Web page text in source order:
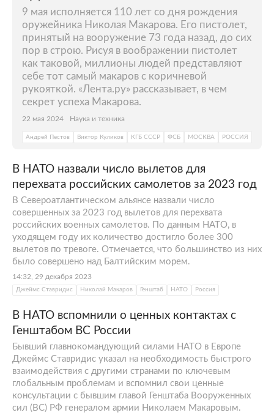
9 мая исполняется 110 лет со дня рождения
оружейника Николая Макарова. Его пистолет,
принятый на вооружение 73 года назад, до сих
пор в строю. Рисуя в воображении пистолет
как таковой, миллионы людей представляют
себе тот самый макаров с коричневой
рукояткой. «Лента.ру» рассказывает, в чем
секрет успеха Макарова.
22 мая 2024 Наука и техника
Андрей Пестов Виктор Куликов КГБ СССР ФСБ МОСКВА РОССИЯ
В НАТО назвали число вылетов для
перехвата российских самолетов за 2023 год
В Североатлантическом альянсе назвали число
совершенных за 2023 год вылетов для перехвата
российских военных самолетов. По данным НАТО, в
уходящем году их количество достигло более 300
вылетов по тревоге. Отмечается, что большинство из них
было совершено над Балтийским морем.
14:32, 29 декабря 2023
Джеймс Ставридис Николай Макаров Генштаб НАТО Россия
В НАТО вспомнили о ценных контактах с
Генштабом ВС России
Бывший главнокомандующий силами НАТО в Европе
Джеймс Ставридис указал на необходимость быстрого
взаимодействия с другими странами по ключевым
глобальным проблемам и вспомнил свои ценные
консультации с бывшим главой Генштаба Вооруженных
сил (ВС) РФ генералом армии Николаем Макаровым.